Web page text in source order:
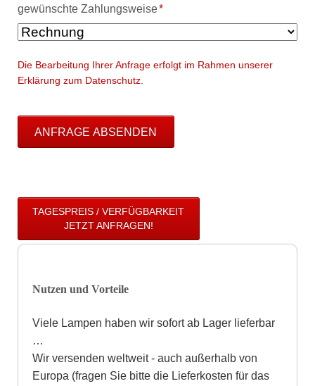
Pflichtfeld
gewünschte Zahlungsweise*
Die Bearbeitung Ihrer Anfrage erfolgt im Rahmen unserer
Erklärung zum Datenschutz.
ANFRAGE ABSENDEN
TAGESPREIS / VERFÜGBARKEIT
JETZT ANFRAGEN!
Nutzen und Vorteile
Viele Lampen haben wir sofort ab Lager lieferbar
…
Wir versenden weltweit - auch außerhalb von
Europa (fragen Sie bitte die Lieferkosten für das